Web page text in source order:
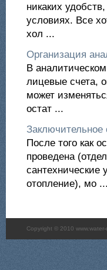
никаких
условиях. Все
хол ...
Организация
В
лицевые счета,
может
остат ...
Заключительное
После того как
проведена
сантехнические
отопление), мо ...
Copyright © 2010